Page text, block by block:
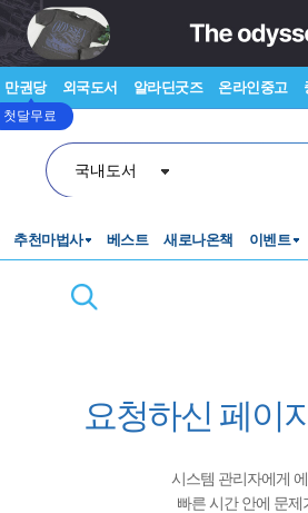
만권당
첫달무료
외국도서 알라딘굿즈 온라인중고
국내도서
추천마법사 베스트 새로나온책 이벤트
요청하신 페이
시스템 관리자에게
빠른 시간 안에 문